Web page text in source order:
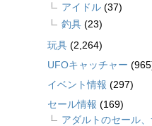
アイドル (37)
釣具 (23)
玩具 (2,264)
UFOキャッチャー
イベント情報 (297)
セール情報 (169)
アダルトのセール